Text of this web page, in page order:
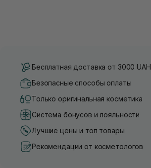
Бесплатная доставка от 3000 UAH
Безопасные способы оплаты
Только оригинальная косметика
Система бонусов и лояльности
Лучшие цены и топ товары
Рекомендации от косметологов